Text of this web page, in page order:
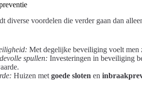
diverse voordelen die verder gaan dan
Met degelijke beveiliging voelt men
spullen: Investeringen in beveiliging
Huizen met goede sloten en